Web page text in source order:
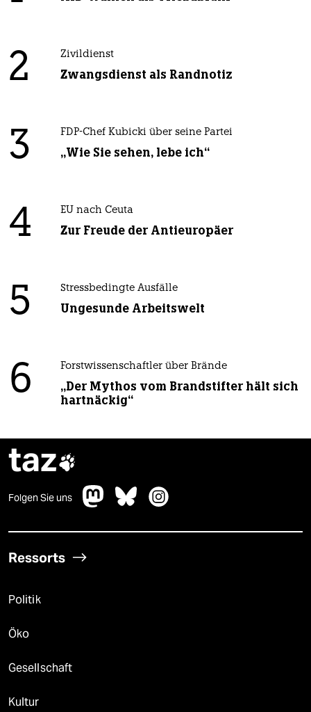
2 Zivildienst
Zwangsdienst als Randnotiz
3 FDP-Chef Kubicki über seine Partei
„Wie Sie sehen, lebe ich“
4 EU nach Ceuta
Zur Freude der Antieuropäer
5 Stressbedingte Ausfälle
Ungesunde Arbeitswelt
6 Forstwissenschaftler über Brände
„Der Mythos vom Brandstifter hält sich
hartnäckig“
taz
Folgen Sie uns
Ressorts
Politik
Öko
Gesellschaft
Kultur